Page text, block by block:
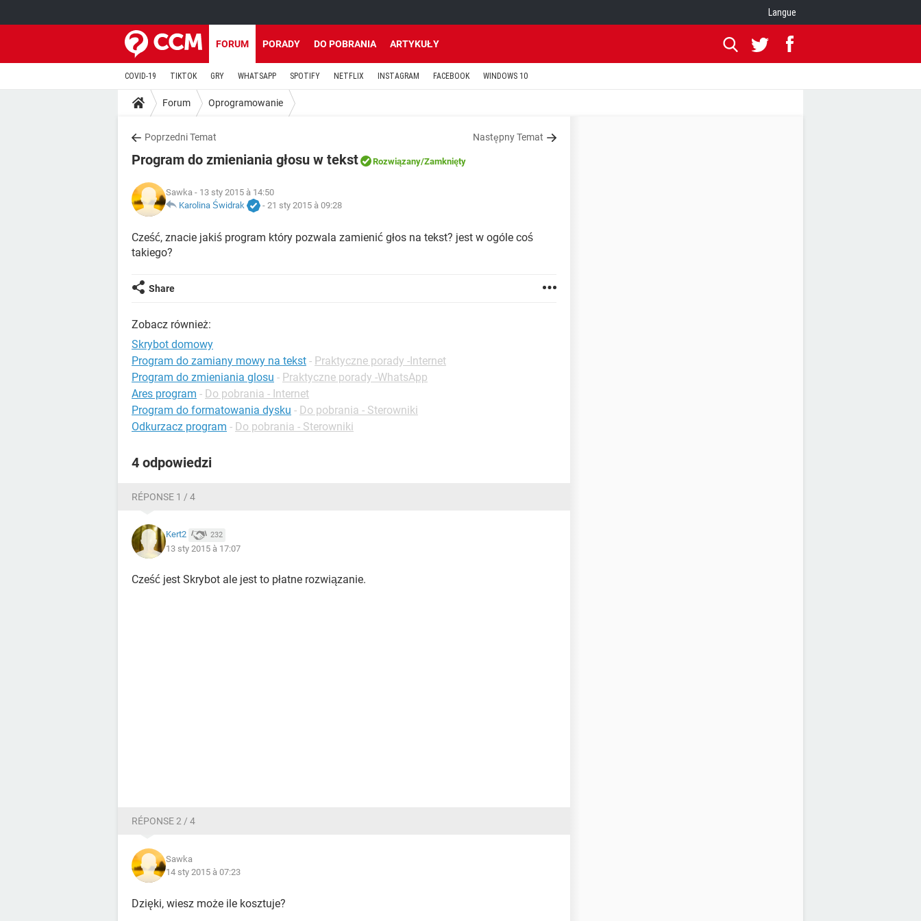
Langue
FORUM PORADY DO POBRANIA ARTYKUŁY
COVID-19 TIKTOK GRY WHATSAPP SPOTIFY NETFLIX INSTAGRAM FACEBOOK WINDOWS 10
Forum Oprogramowanie
Poprzedni Temat Następny Temat
Program do zmieniania głosu w tekst Rozwiązany/Zamknięty
Sawka - 13 sty 2015 à 14:50
Karolina Świdrak
- 21 sty 2015 à 09:28
Cześć, znacie jakiś program który pozwala zamienić głos na tekst? jest w ogóle coś
takiego?
Share
Zobacz również:
Skrybot domowy
Program do zamiany mowy na tekst - Praktyczne porady -Internet
Program do zmieniania glosu - Praktyczne porady -WhatsApp
Ares program - Do pobrania - Internet
Program do formatowania dysku - Do pobrania - Sterowniki
Odkurzacz program - Do pobrania - Sterowniki
4 odpowiedzi
RÉPONSE 1 / 4
Kert2 232
13 sty 2015 à 17:07
Cześć jest Skrybot ale jest to płatne rozwiązanie.
RÉPONSE 2 / 4
Sawka
14 sty 2015 à 07:23
Dzięki, wiesz może ile kosztuje?